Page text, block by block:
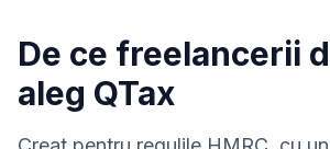
De ce freelancerii
aleg QTax